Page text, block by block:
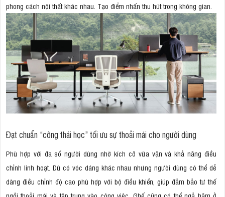
phong cách nội thất khác nhau. Tạo điểm nhấn thu hút trong không gian.
Đạt chuẩn “công thái học” tối ưu sự thoải mái cho người dùng
Phù hợp với đa số người dùng nhờ kích cỡ vừa vặn và khả năng điều
chỉnh linh hoạt. Dù có vóc dáng khác nhau nhưng người dùng có thể dễ
dàng điều chỉnh độ cao phù hợp với bộ điều khiển, giúp đảm bảo tư thế